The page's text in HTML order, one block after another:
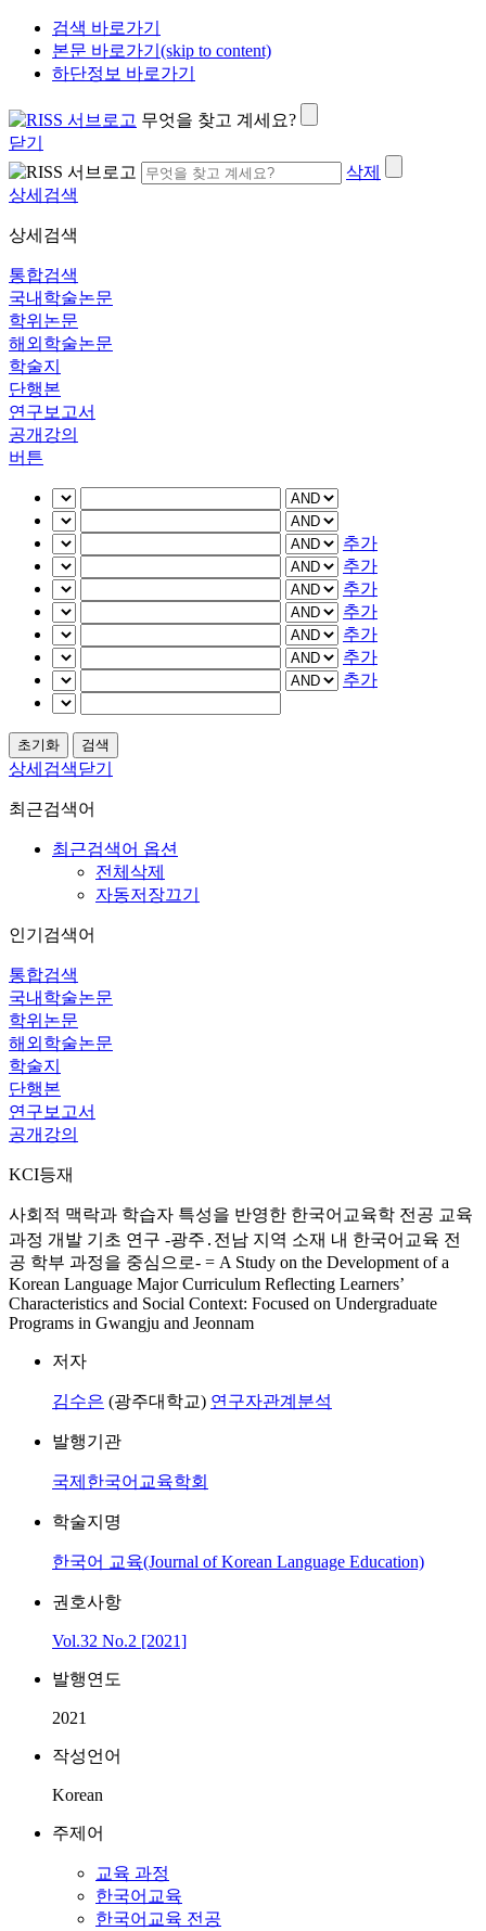
검색 바로가기
본문 바로가기(skip to content)
하단정보 바로가기
무엇을 찾고 계세요?
닫기
삭제
상세검색
상세검색
통합검색
국내학술논문
학위논문
해외학술논문
학술지
단행본
연구보고서
공개강의
버튼
추가
추가
추가
추가
추가
추가
추가
상세검색닫기
최근검색어
최근검색어 옵션
전체삭제
자동저장끄기
인기검색어
통합검색
국내학술논문
학위논문
해외학술논문
학술지
단행본
연구보고서
공개강의
KCI등재
사회적 맥락과 학습자 특성을 반영한 한국어교육학 전공 교육
과정 개발 기초 연구 -광주․전남 지역 소재 내 한국어교육 전
공 학부 과정을 중심으로- = A Study on the Development of a
Korean Language Major Curriculum Reflecting Learners’
Characteristics and Social Context: Focused on Undergraduate
Programs in Gwangju and Jeonnam
저자
김수은 (광주대학교) 연구자관계분석
발행기관
국제한국어교육학회
학술지명
한국어 교육(Journal of Korean Language Education)
권호사항
Vol.32 No.2 [2021]
발행연도
2021
작성언어
Korean
주제어
교육 과정
한국어교육
한국어교육 전공